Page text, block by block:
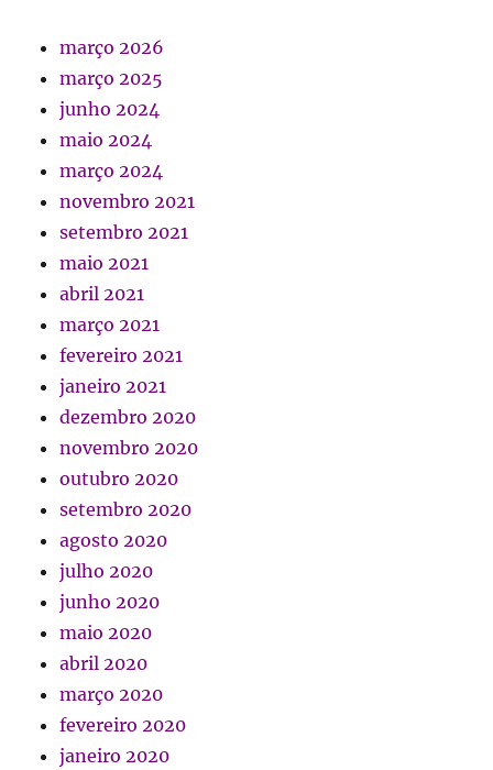
março 2026
março 2025
junho 2024
maio 2024
março 2024
novembro 2021
setembro 2021
maio 2021
abril 2021
março 2021
fevereiro 2021
janeiro 2021
dezembro 2020
novembro 2020
outubro 2020
setembro 2020
agosto 2020
julho 2020
junho 2020
maio 2020
abril 2020
março 2020
fevereiro 2020
janeiro 2020